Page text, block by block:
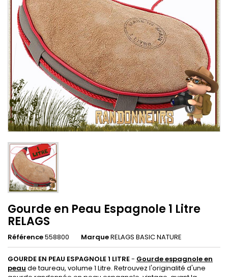
Gourde en Peau Espagnole 1 Litre
RELAGS
Référence558800 MarqueRELAGS BASIC NATURE
GOURDE EN PEAU ESPAGNOLE 1 LITRE- Gourde espagnole en
peau de taureau, volume 1 Litre. Retrouvez l'originalité d'une